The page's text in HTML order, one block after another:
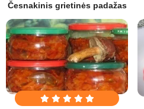
Česnakinis grietinės padažas